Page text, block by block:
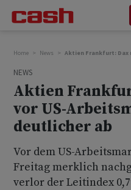
Home News Aktien Frankfurt:
NEWS
Aktien
vor US-
deutlicher ab
Vor dem US-
Freitag merklich
verlor der Leitindex